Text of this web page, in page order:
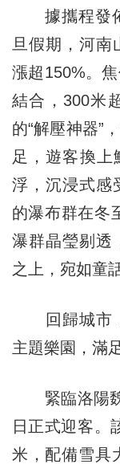
據攜程發佈
旦假期，河南
漲超150%。
結合，300米
的“解壓神器”
足，遊客換上
浮，沉浸式感
的瀑布群在冬
瀑群晶瑩剔透
之上，宛如童
回歸城市，
主題樂園，滿
緊臨洛陽魏
日正式迎客。
米，配備雪具